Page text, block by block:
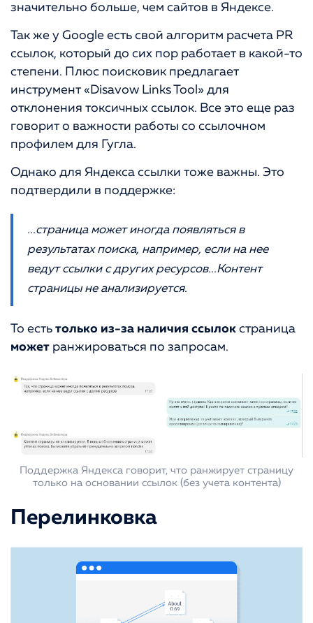
значительно больше, чем сайтов в Яндексе.
Так же у Google есть свой алгоритм расчета PR
ссылок, который до сих пор работает в какой-то
степени. Плюс поисковик предлагает
инструмент «Disavow Links Tool» для
отклонения токсичных ссылок. Все это еще раз
говорит о важности работы со ссылочном
профилем для Гугла.
Однако для Яндекса ссылки тоже важны. Это
подтвердили в поддержке:
...страница может иногда появляться в
результатах поиска, например, если на нее
ведут ссылки с других ресурсов...Контент
страницы не анализируется.
То есть только из-за наличия ссылок страница
может ранжироваться по запросам.
Поддержка Яндекса говорит, что ранжирует страницу
только на основании ссылок (без учета контента)
Перелинковка